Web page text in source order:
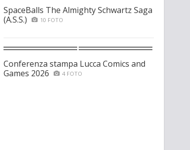
SpaceBalls The Almighty Schwartz Saga
(A.S.S.)
10 FOTO
Conferenza stampa Lucca Comics and
Games 2026
4 FOTO